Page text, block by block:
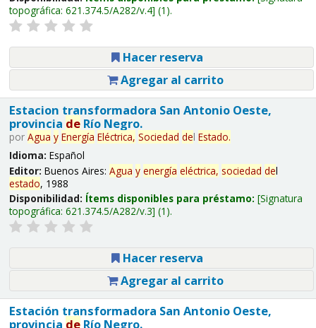
topográfica: 621.374.5/A282/v.4 (1).
Hacer reserva
Agregar al carrito
Estacion transformadora San Antonio Oeste,
provincia deRío Negro.
por Agua y Energía Eléctrica, Sociedad del Estado.
Idioma: Español
Editor: Buenos Aires: Agua y energía eléctrica, sociedad del
estado, 1988
Disponibilidad: Ítems disponibles para préstamo: Signatura
topográfica: 621.374.5/A282/v.3 (1).
Hacer reserva
Agregar al carrito
Estación transformadora San Antonio Oeste,
provincia deRío Negro.